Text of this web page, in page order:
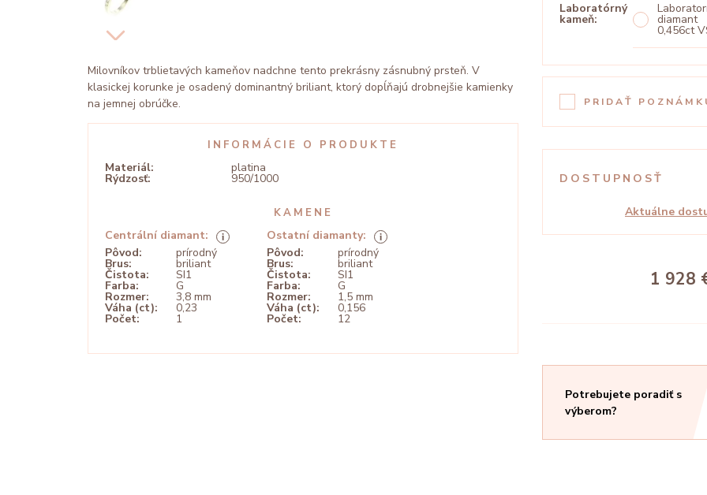
Milovníkov trblietavých kameňov nadchne tento prekrásny zásnubný prsteň. V
klasickej korunke je osadený dominantný briliant, ktorý dopĺňajú drobnejšie kamienky
na jemnej obrúčke.
INFORMÁCIE O PRODUKTE
Materiál: platina
Rýdzosť: 950/1000
KAMENE
Centrální diamant:
Pôvod:
prírodný
Brus: briliant
Čistota: SI1
Farba: G
Rozmer: 3,8 mm
Váha (ct): 0,23
Počet: 1
Ostatní diamanty:
Pôvod:
prírodný
Brus: briliant
Čistota: SI1
Farba: G
Rozmer: 1,5 mm
Váha (ct): 0,156
Počet: 12
Laboratórný
kameň: diamant
0,456ct
PRIDAŤ
DOSTUPNOSŤ
Aktuálne
1 928
Potrebujete poradiť s
výberom?